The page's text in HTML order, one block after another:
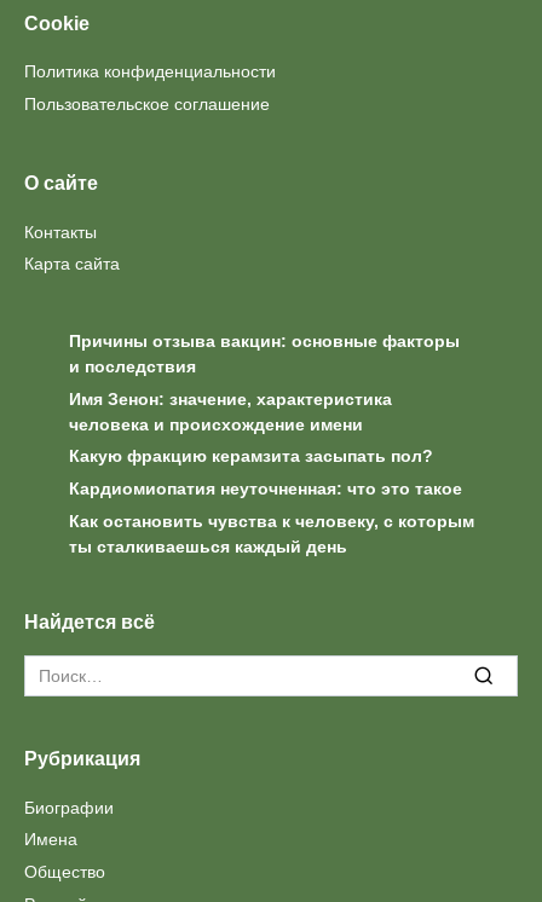
Cookie
Политика конфиденциальности
Пользовательское соглашение
О сайте
Контакты
Карта сайта
Причины отзыва вакцин: основные факторы
и последствия
Имя Зенон: значение, характеристика
человека и происхождение имени
Какую фракцию керамзита засыпать пол?
Кардиомиопатия неуточненная: что это такое
Как остановить чувства к человеку, с которым
ты сталкиваешься каждый день
Найдется всё
Search
for:
Рубрикация
Биографии
Имена
Общество